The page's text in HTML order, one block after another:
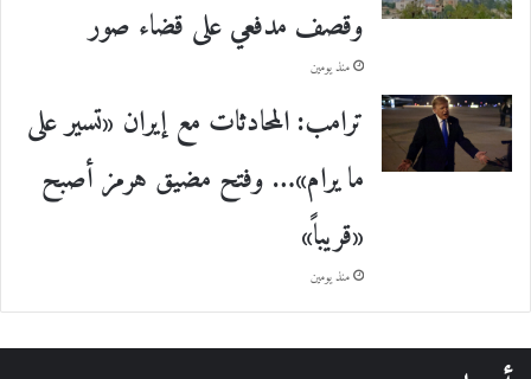
وقصف مدفعي على قضاء صور
منذ يومين
ترامب: المحادثات مع إيران «تسير على
ما يرام»… وفتح مضيق هرمز أصبح
«قريباً»
منذ يومين